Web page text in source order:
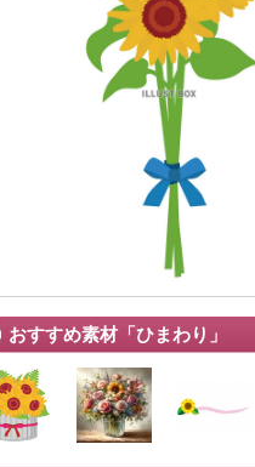
おすすめ素材「ひまわり」